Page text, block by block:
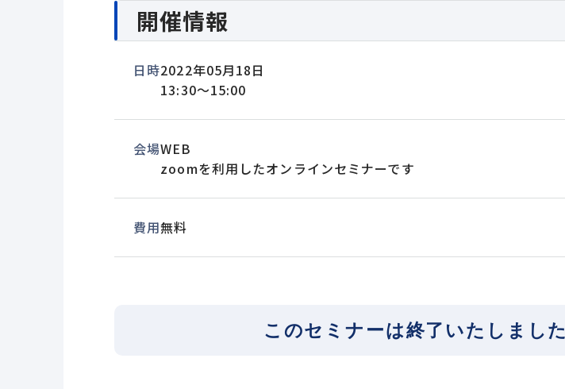
開催情報
日時2022年05月18日
13:30～15:00
会場WEB
zoomを利用したオンラインセミナーです
費用無料
このセミナーは終了いたしました